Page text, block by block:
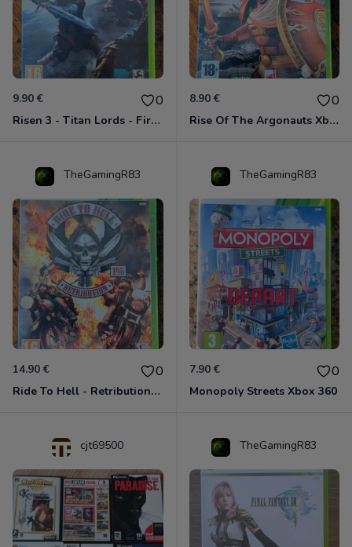
9.90 € 0
Risen 3 - Titan Lords - First Edition Xbox 360
8.90 € 0
Rise Of The Argonauts Xbox 360
TheGamingR83
14.90 € 0
Ride To Hell - Retribution Xbox 360
TheGamingR83
7.90 € 0
Monopoly Streets Xbox 360
cjt69500 TheGamingR83